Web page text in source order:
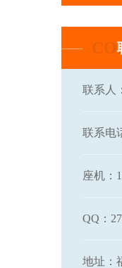
联系人
联系电
座机：
QQ：
地址：